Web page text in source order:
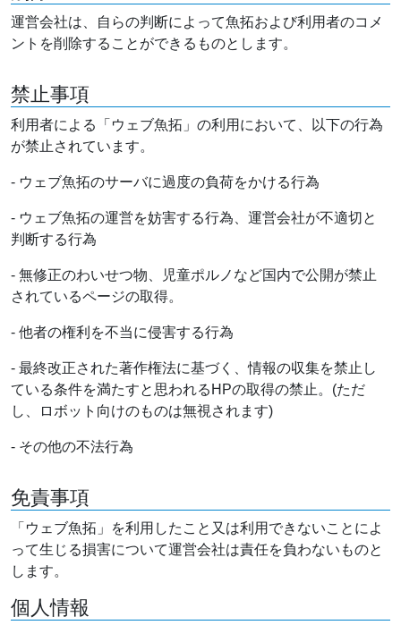
運営会社は、自らの判断によって魚拓および利用者のコメ
ントを削除することができるものとします。
禁止事項
利用者による「ウェブ魚拓」の利用において、以下の行為
が禁止されています。
- ウェブ魚拓のサーバに過度の負荷をかける行為
- ウェブ魚拓の運営を妨害する行為、運営会社が不適切と
判断する行為
- 無修正のわいせつ物、児童ポルノなど国内で公開が禁止
されているページの取得。
- 他者の権利を不当に侵害する行為
- 最終改正された著作権法に基づく、情報の収集を禁止し
ている条件を満たすと思われるHPの取得の禁止。(ただ
し、ロボット向けのものは無視されます)
- その他の不法行為
免責事項
「ウェブ魚拓」を利用したこと又は利用できないことによ
って生じる損害について運営会社は責任を負わないものと
します。
個人情報